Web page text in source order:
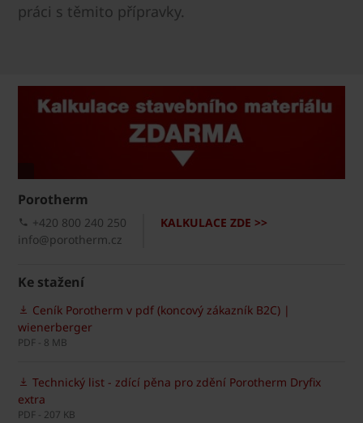
práci s těmito přípravky.
Porotherm
KALKULACE ZDE >>
+420 800 240 250
info@porotherm.cz
Ke stažení
Ceník Porotherm v pdf (koncový zákazník B2C) |
wienerberger
PDF - 8 MB
Technický list - zdící pěna pro zdění Porotherm Dryfix
extra
PDF - 207 KB